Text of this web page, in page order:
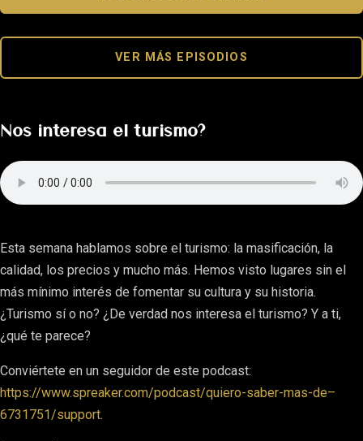
VER MÁS EPISODIOS
Nos interesa el turismo?
Esta semana hablamos sobre el turismo: la masificación, la
calidad, los precios y mucho más. Hemos visto lugares sin el
más mínimo interés de fomentar su cultura y su historia.
¿Turismo sí o no? ¿De verdad nos interesa el turismo? Y a ti,
¿qué te parece?
Conviértete en un seguidor de este podcast:
https://www.spreaker.com/podcast/quiero-saber-mas-de–
6731751/support.